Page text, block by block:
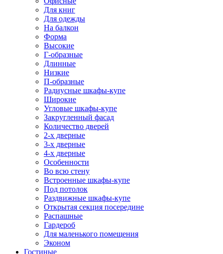
Для книг
Для одежды
На балкон
Форма
Высокие
Г-образные
Длинные
Низкие
П-образные
Радиусные шкафы-купе
Широкие
Угловые шкафы-купе
Закругленный фасад
Количество дверей
2-х дверные
3-х дверные
4-х дверные
Особенности
Во всю стену
Встроенные шкафы-купе
Под потолок
Раздвижные шкафы-купе
Открытая секция посередине
Распашные
Гардероб
Для маленького помещения
Эконом
Гостиные